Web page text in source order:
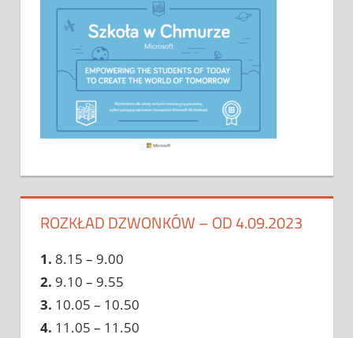
ROZKŁAD DZWONKÓW – OD 4.09.2023
1. 8.15 – 9.00
2. 9.10 – 9.55
3. 10.05 – 10.50
4. 11.05 – 11.50